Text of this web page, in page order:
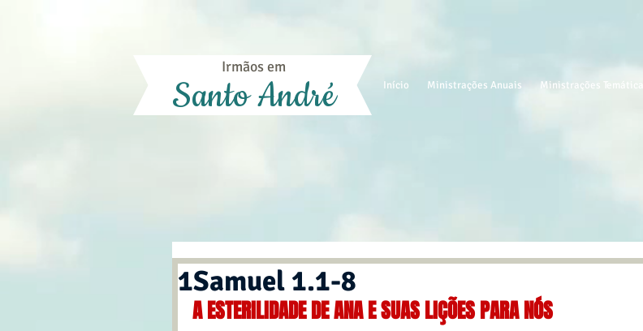
Início Ministrações Anuais Ministrações Temáticas
Irmãos em
Santo André
1Samuel 1.1-8
A ESTERILIDADE DE ANA E SUAS LIÇÕES PARA NÓS